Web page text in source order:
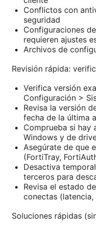
Conflictos con
seguridad
Configuraciones
requieren ajustes
Archivos de
Revisión rápida:
Verifica versión
Configuración >
Revisa la versión
fecha de la última
Comprueba si hay
Windows y de
Asegúrate de que
(FortiTray,
Desactiva
terceros para
Revisa el estado
conectas
Soluciones rápidas